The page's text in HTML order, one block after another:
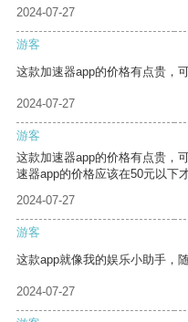
2024-07-27
游客
这款加速器app的价格有点贵，
2024-07-27
游客
这款加速器app的价格有点贵，
速器app的价格应该在50元以下
2024-07-27
游客
这款app就像我的娱乐小助手，
2024-07-27